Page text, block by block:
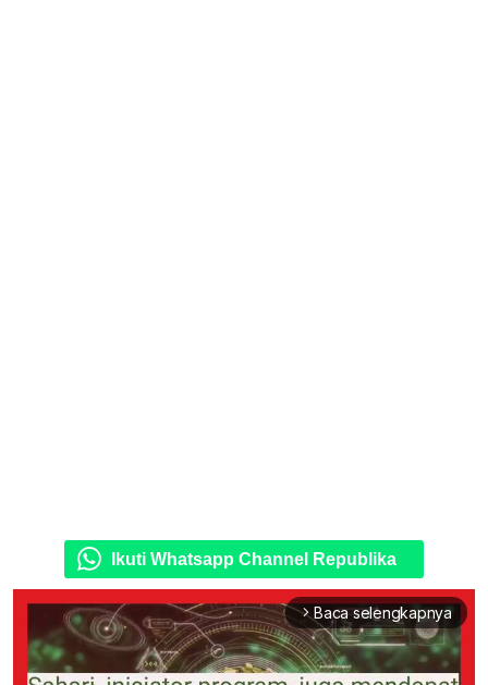
Ikuti Whatsapp Channel Republika
arrow_forward_ios Baca selengkapnya